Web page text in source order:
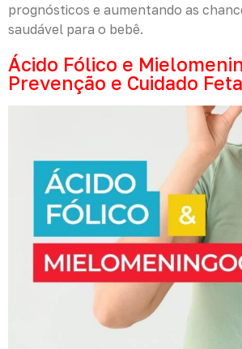
prognósticos e aumentando as
saudável para o bebê.
Ácido Fólico e
Prevenção e Cuidado